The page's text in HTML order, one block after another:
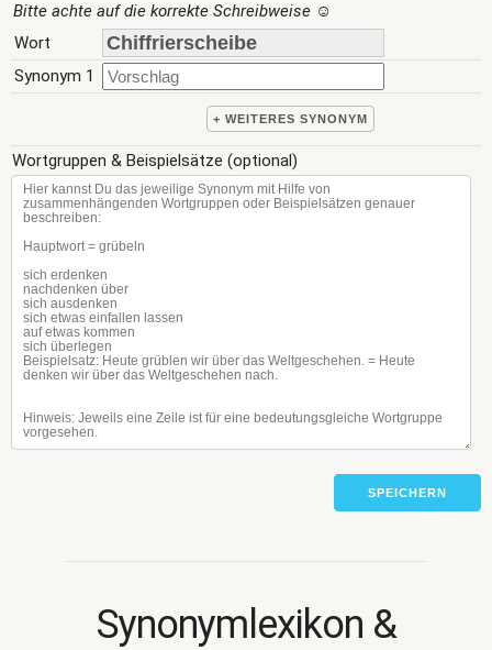
Bitte achte auf die korrekte Schreibweise ☺
Wort
Synonym 1
+ WEITERES SYNONYM
Wortgruppen & Beispielsätze (optional)
SPEICHERN
Synonymlexikon &